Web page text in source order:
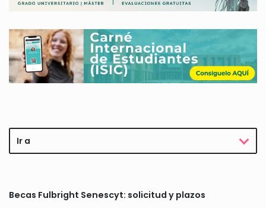
Ir a
Becas Fulbright Senescyt: solicitud y plazos